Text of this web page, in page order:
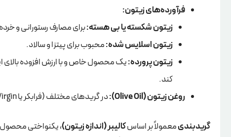
فرآورده‌های زیتون:
زیتون شکسته یا بی هسته:برای مصارف رستورانی و
زیتون اسلایس شده:محبوب برای پیتزا و سالاد.
زیتون پرورده:یک محصول خاص و با ارزش افزوده بالای
کند.
روغن زیتون (Olive Oil):
در گریدهای مختلف (فرابکر یا Extra Virgin، بکر یا Virgin و…)
گریدبندیمعمولاً بر اساسکالیبر (اندازه زیتون)